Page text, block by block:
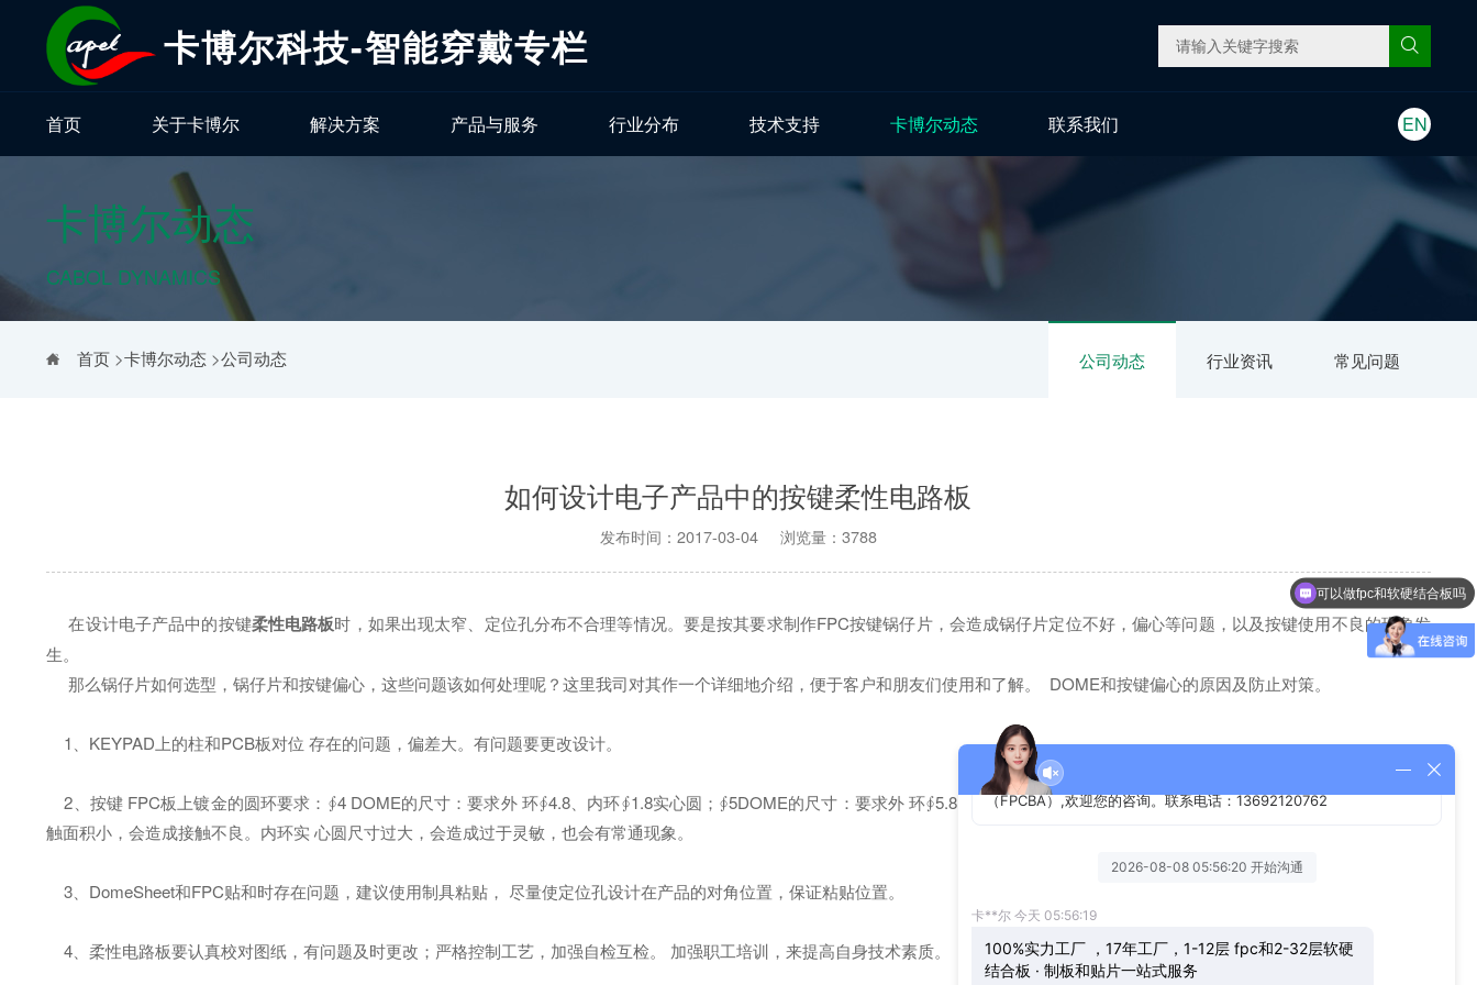
卡博尔科技-智能穿戴专栏
首页 关于卡博尔 解决方案 产品与服务 行业分布 技术支持 卡博尔动态 联系我们 EN
卡博尔动态
CABOL DYNAMICS
公司动态 行业资讯 常见问题
首页>卡博尔动态>公司动态
如何设计电子产品中的按键柔性电路板
发布时间：2017-03-04 浏览量：3788
在设计电子产品中的按键柔性电路板时，如果出现太窄、定位孔分布不合理等情况。要是按其要求制作FPC按键锅仔片，会造成锅仔片定位不好，偏心等问题，以及按键使用不良的现象发
生。
那么锅仔片如何选型，锅仔片和按键偏心，这些问题该如何处理呢？这里我司对其作一个详细地介绍，便于客户和朋友们使用和了解。 DOME和按键偏心的原因及防止对策。
1、KEYPAD上的柱和PCB板对位 存在的问题，偏差大。有问题要更改设计。
2、按键 FPC板上镀金的圆环要求：∮4 DOME的尺寸：要求外 环∮4.8、内环∮1.8实心圆；∮5DOME的尺寸：要求外 环∮5.8、内环∮2实心圆。外环、内环实心圆尺寸小， 弹片和PCB金点接
触面积小，会造成接触不良。内环实 心圆尺寸过大，会造成过于灵敏，也会有常通现象。
3、DomeSheet和FPC贴和时存在问题，建议使用制具粘贴， 尽量使定位孔设计在产品的对角位置，保证粘贴位置。
4、柔性电路板要认真校对图纸，有问题及时更改；严格控制工艺，加强自检互检。 加强职工培训，来提高自身技术素质。
可以做fpc和软硬结合板吗